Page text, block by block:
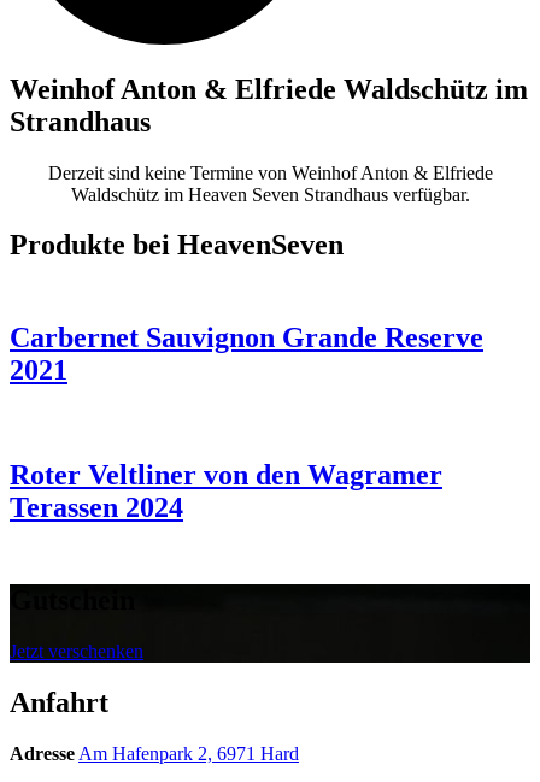
Weinhof Anton & Elfriede Waldschütz im
Strandhaus
Derzeit sind keine Termine von Weinhof Anton & Elfriede
Waldschütz im Heaven Seven Strandhaus verfügbar.
Produkte bei HeavenSeven
Carbernet Sauvignon Grande Reserve
2021
Roter Veltliner von den Wagramer
Terassen 2024
Jetzt verschenken
Anfahrt
Adresse Am Hafenpark 2, 6971 Hard